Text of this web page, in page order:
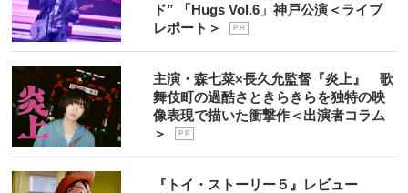
ド” 「Hugs Vol.6」神戸公演＜ライブ
レポート＞
P R
主演・森七菜×長久允監督『炎上』 歌
舞伎町の過酷さときらきらを独特の映
像表現で描いた衝撃作＜出演者コラム
＞
P R
『トイ・ストーリー５』レビュー